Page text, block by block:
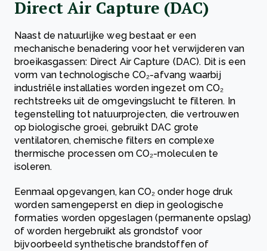
Direct Air Capture (DAC)
Naast de natuurlijke weg bestaat er een
mechanische benadering voor het verwijderen van
broeikasgassen: Direct Air Capture (DAC). Dit is een
vorm van technologische CO₂-afvang waarbij
industriële installaties worden ingezet om CO₂
rechtstreeks uit de omgevingslucht te filteren. In
tegenstelling tot natuurprojecten, die vertrouwen
op biologische groei, gebruikt DAC grote
ventilatoren, chemische filters en complexe
thermische processen om CO₂-moleculen te
isoleren.
Eenmaal opgevangen, kan CO₂ onder hoge druk
worden samengeperst en diep in geologische
formaties worden opgeslagen (permanente opslag)
of worden hergebruikt als grondstof voor
bijvoorbeeld synthetische brandstoffen of